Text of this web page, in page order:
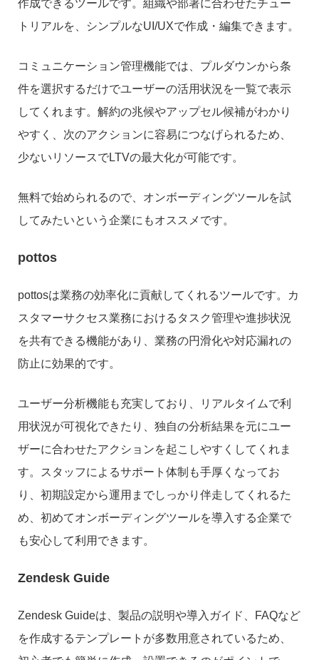
作成できるツールです。組織や部署に合わせたチュー
トリアルを、シンプルなUI/UXで作成・編集できます。
コミュニケーション管理機能では、プルダウンから条
件を選択するだけでユーザーの活用状況を一覧で表示
してくれます。解約の兆候やアップセル候補がわかり
やすく、次のアクションに容易につなげられるため、
少ないリソースでLTVの最大化が可能です。
無料で始められるので、オンボーディングツールを試
してみたいという企業にもオススメです。
pottos
pottosは業務の効率化に貢献してくれるツールです。カ
スタマーサクセス業務におけるタスク管理や進捗状況
を共有できる機能があり、業務の円滑化や対応漏れの
防止に効果的です。
ユーザー分析機能も充実しており、リアルタイムで利
用状況が可視化できたり、独自の分析結果を元にユー
ザーに合わせたアクションを起こしやすくしてくれま
す。スタッフによるサポート体制も手厚くなってお
り、初期設定から運用までしっかり伴走してくれるた
め、初めてオンボーディングツールを導入する企業で
も安心して利用できます。
Zendesk Guide
Zendesk Guideは、製品の説明や導入ガイド、FAQなど
を作成するテンプレートが多数用意されているため、